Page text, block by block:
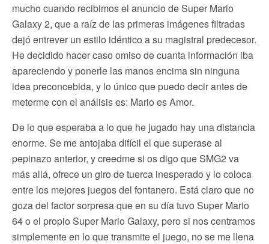
mucho cuando recibimos el anuncio de Super Mario
Galaxy 2, que a raíz de las primeras imágenes filtradas
dejó entrever un estilo idéntico a su magistral predecesor.
He decidido hacer caso omiso de cuanta información iba
apareciendo y ponerle las manos encima sin ninguna
idea preconcebida, y lo único que puedo decir antes de
meterme con el análisis es: Mario es Amor.
De lo que esperaba a lo que he jugado hay una distancia
enorme. Se me antojaba difícil el que superase al
pepinazo anterior, y creedme si os digo que SMG2 va
más allá, ofrece un giro de tuerca inesperado y lo coloca
entre los mejores juegos del fontanero. Está claro que no
goza del factor sorpresa que en su día tuvo Super Mario
64 o el propio Super Mario Galaxy, pero si nos centramos
simplemente en lo que transmite el juego, no se me llena